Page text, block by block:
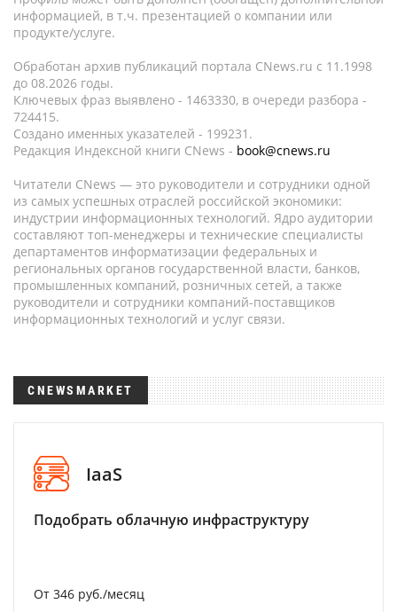
информацией, в т.ч. презентацией о компании или
продукте/услуге.
Обработан архив публикаций портала CNews.ru c 11.1998
до 08.2026 годы.
Ключевых фраз выявлено - 1463330, в очереди разбора -
724415.
Создано именных указателей - 199231.
Редакция Индексной книги CNews - book@cnews.ru
Читатели CNews — это руководители и сотрудники одной
из самых успешных отраслей российской экономики:
индустрии информационных технологий. Ядро аудитории
составляют топ-менеджеры и технические специалисты
департаментов информатизации федеральных и
региональных органов государственной власти, банков,
промышленных компаний, розничных сетей, а также
руководители и сотрудники компаний-поставщиков
информационных технологий и услуг связи.
CNEWSMARKET
IaaS
Подобрать облачную инфраструктуру
От 346 руб./месяц